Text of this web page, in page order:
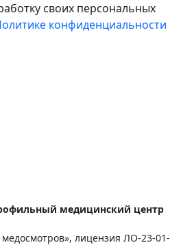
своих персональных
конфиденциальности
медицинский центр
лицензия ЛО-23-01-